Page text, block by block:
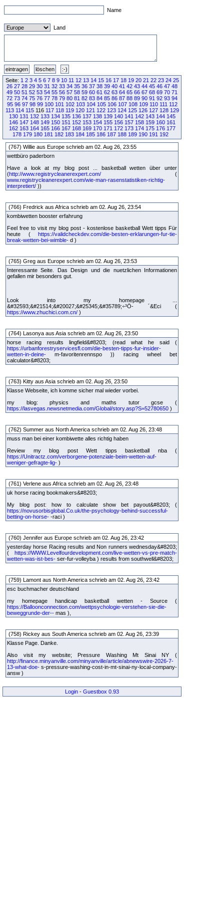
Name
Land
Seite: 1 2 3 4 5 6 7 8 9 10 11 12 13 14 15 16 17 18 19 20 21 22 23 24 25
26 27 28 29 30 31 32 33 34 35 36 37 38 39 40 41 42 43 44 45 46 47 48
49 50 51 52 53 54 55 56 57 58 59 60 61 62 63 64 65 66 67 68 69 70 71
72 73 74 75 76 77 78 79 80 81 82 83 84 85 86 87 88 89 90 91 92 93 94
95 96 97 98 99 100 101 102 103 104 105 106 107 108 109 110 111 112
113 114 115116 117 118 119 120 121 122 123 124 125 126 127 128 129
130 131 132 133 134 135 136 137 138 139 140 141 142 143 144 145
146 147 148 149 150 151 152 153 154 155 156 157 158 159 160 161
162 163 164 165 166 167 168 169 170 171 172 173 174 175 176 177
178 179 180 181 182 183 184 185 186 187 188 189 190 191 192
(767) Willie aus Europe schrieb am 02. Aug 26, 23:55
wettbüro paderborn
Have a look at my blog post ... basketball wetten über unter
(http://www.registrycleanerexpert.com/ (
www.registrycleanerexpert.com/wie-man-rasenstatistiken-richtig-
interpretiert/ ))
(766) Fredrick aus Africa schrieb am 02. Aug 26, 23:54
kombiwetten booster erfahrung
Feel free to visit my blog post - kostenlose basketball Wett tipps Für
heute ( https://validcheckdev.com/die-besten-erklarungen-fur-tie-
break-wetten-bei-wimble- d )
(765) Greg aus Europe schrieb am 02. Aug 26, 23:53
Interessante Seite. Das Design und die nuetzlichen Informationen
gefallen mir besonders gut.
Look into my homepage ...
&#32593;&#21514;&#20027;&#25345;&#35789;÷³Ö- ´&Eci (
https://www.zhuchici.com.cn/ )
(764) Lasonya aus Asia schrieb am 02. Aug 26, 23:50
horse racing results lingfield&#8203; (read what he said (
https://urbanforestryservicesfl.com/die-besten-tipps-fur-insider-
wetten-in-deine- m-favoritenrennspo )) racing wheel bet
calculator&#8203;
(763) Kitty aus Asia schrieb am 02. Aug 26, 23:50
Klasse Webseite, ich komme sicher mal wieder vorbei.
my blog: physics and maths tutor gcse (
https://lasvegas.newsnetmedia.com/Global/story.asp?S=52780650 )
(762) Summer aus North America schrieb am 02. Aug 26, 23:48
muss man bei einer kombiwette alles richtig haben
Review my blog post Wett tipps basketball nba (
https://Unitractz.com/verborgene-potenziale-beim-wetten-auf-
weniger-gefragte-lig- )
(761) Verlene aus Africa schrieb am 02. Aug 26, 23:48
uk horse racing bookmakers&#8203;
My blog post: how to calculate show bet payout&#8203; (
https://novusorbisglobal.Co.uk/the-psychology-behind-successful-
betting-on-horse- -raci )
(760) Jennifer aus Europe schrieb am 02. Aug 26, 23:42
yesterday horse Racing results and Non runners wednesday&#8203;
( https://WWW.Levelfourdevelopment.com/live-wetten-vs-pre-match-
wetten-was-ist-bes- ser-fur-volleyba ) results from southwell&#8203;
(759) Lamont aus North America schrieb am 02. Aug 26, 23:42
esc buchmacher deutschland
my homepage handicap basketball wetten - Source (
https://Balloonconnection.com/wettpsychologie-verstehen-sie-die-
beweggrunde-der-- mas ),
(758) Rickey aus South America schrieb am 02. Aug 26, 23:39
Klasse Page. Danke.
Also visit my website; Pressure Washing Mt Sinai NY (
http://finance.minyanville.com/minyanville/article/abnewswire-2026-7-
13-what-doe- s-pressure-washing-cost-in-mt-sinai-ny-local-company-
answ )
Login - Guestbox 0.93